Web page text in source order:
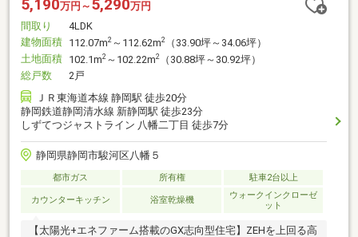
5,190万円～ 5,290万円
間取り
4LDK
建物面積 112.07m2 ～112.62m2
（33.90坪～34.06坪）
土地面積 102.1m2 ～102.22m2
（30.88坪～30.92坪）
総戸数
2戸
ＪＲ東海道本線 静岡駅 徒歩20分
静岡鉄道静岡清水線 新静岡駅 徒歩23分
しずてつジャストライン 八幡二丁目 徒歩7分
静岡県静岡市駿河区八幡５
都市ガス 所有権 駐車2台以上
カウンターキッチン 浴室乾燥機
ウォークインクローゼ
ット
【太陽光+エネファーム搭載のGX志向型住宅】ZEHを上回る高